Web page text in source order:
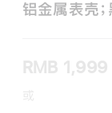
铝金属表壳
RMB 1,999
或